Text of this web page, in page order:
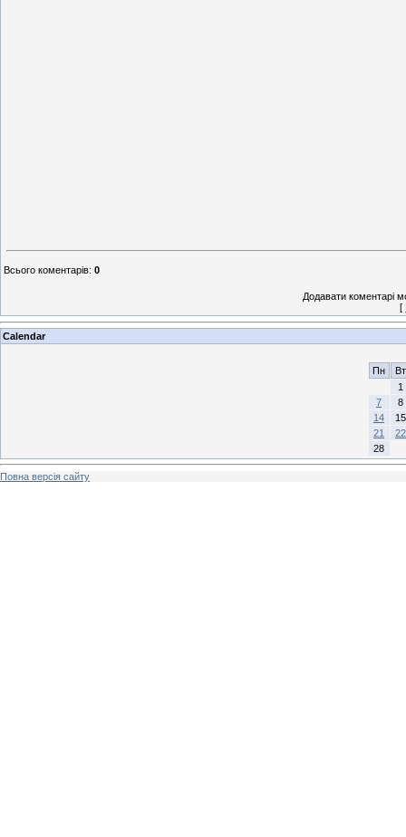
Всього коментарів: 0
Додавати коментарі
[
Calendar
Пн
Вт
1
7
8
14
15
21
22
28
Повна версія сайту